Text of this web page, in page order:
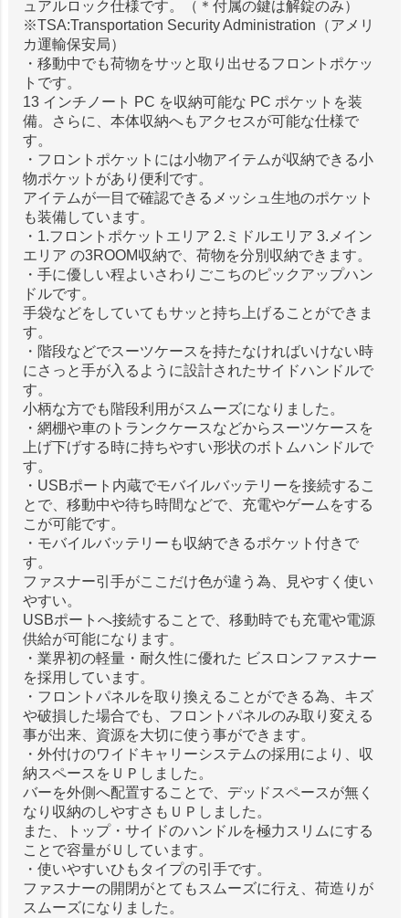
ュアルロック仕様です。（＊付属の鍵は解錠のみ）
※TSA:Transportation Security Administration（アメリ
カ運輸保安局）
・移動中でも荷物をサッと取り出せるフロントポケッ
トです。
13 インチノート PC を収納可能な PC ポケットを装
備。さらに、本体収納へもアクセスが可能な仕様で
す。
・フロントポケットには小物アイテムが収納できる小
物ポケットがあり便利です。
アイテムが一目で確認できるメッシュ生地のポケット
も装備しています。
・1.フロントポケットエリア 2.ミドルエリア 3.メイン
エリア の3ROOM収納で、荷物を分別収納できます。
・手に優しい程よいさわりごこちのピックアップハン
ドルです。
手袋などをしていてもサッと持ち上げることができま
す。
・階段などでスーツケースを持たなければいけない時
にさっと手が入るように設計されたサイドハンドルで
す。
小柄な方でも階段利用がスムーズになりました。
・網棚や車のトランクケースなどからスーツケースを
上げ下げする時に持ちやすい形状のボトムハンドルで
す。
・USBポート内蔵でモバイルバッテリーを接続するこ
とで、移動中や待ち時間などで、充電やゲームをする
こが可能です。
・モバイルバッテリーも収納できるポケット付きで
す。
ファスナー引手がここだけ色が違う為、見やすく使い
やすい。
USBポートへ接続することで、移動時でも充電や電源
供給が可能になります。
・業界初の軽量・耐久性に優れた ビスロンファスナー
を採用しています。
・フロントパネルを取り換えることができる為、キズ
や破損した場合でも、フロントパネルのみ取り変える
事が出来、資源を大切に使う事ができます。
・外付けのワイドキャリーシステムの採用により、収
納スペースをＵＰしました。
バーを外側へ配置することで、デッドスペースが無く
なり収納のしやすさもＵＰしました。
また、トップ・サイドのハンドルを極力スリムにする
ことで容量がＵしています。
・使いやすいひもタイプの引手です。
ファスナーの開閉がとてもスムーズに行え、荷造りが
スムーズになりました。